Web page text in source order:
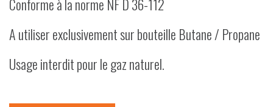
Conforme à la norme NF D 36-112
A utiliser exclusivement sur bouteille Butane / Propane
Usage interdit pour le gaz naturel.